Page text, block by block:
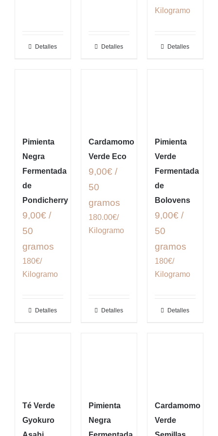
Detalles Detalles
Kilogramo
Detalles
Pimienta
Negra
Fermentada
de
Pondicherry
9,00€ /
50
gramos
180€/
Kilogramo
Detalles
Cardamomo
Verde Eco
9,00€ /
50
gramos
180.00€/
Kilogramo
Detalles
Pimienta
Verde
Fermentada
de
Bolovens
9,00€ /
50
gramos
180€/
Kilogramo
Detalles
Té Verde
Gyokuro
Pimienta
Negra
Cardamomo
Verde